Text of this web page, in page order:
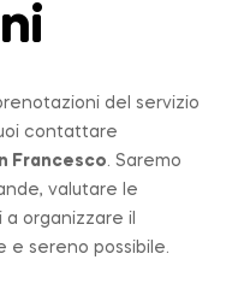
del servizio
contattare
Francesco . Saremo
valutare le
organizzare il
e sereno possibile.